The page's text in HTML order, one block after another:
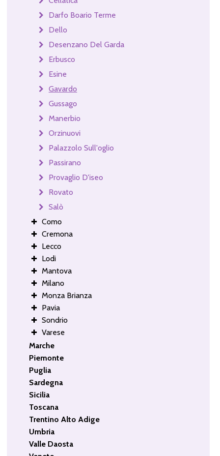
Darfo Boario Terme
Dello
Desenzano Del Garda
Erbusco
Esine
Gavardo
Gussago
Manerbio
Orzinuovi
Palazzolo Sull'oglio
Passirano
Provaglio D'iseo
Rovato
Salò
Como
Cremona
Lecco
Lodi
Mantova
Milano
Monza Brianza
Pavia
Sondrio
Varese
Marche
Piemonte
Puglia
Sardegna
Sicilia
Toscana
Trentino Alto Adige
Umbria
Valle Daosta